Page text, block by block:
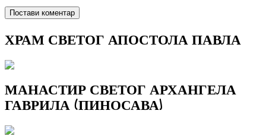
ХРАМ СВЕТОГ АПОСТОЛА ПАВЛА
МАНАСТИР СВЕТОГ АРХАНГЕЛА
ГАВРИЛА (ПИНОСАВА)